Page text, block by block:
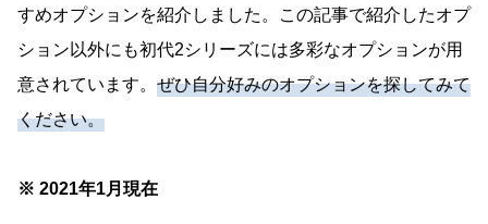
すめオプションを紹介しました。この記事で紹介したオプ
ション以外にも初代2シリーズには多彩なオプションが用
意されています。 ぜひ自分好みのオプションを探してみて
ください。
※ 2021年1月現在